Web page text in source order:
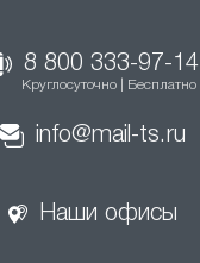
8 800 333-97-14
Круглосуточно | Бесплатно
info@mail-ts.ru
Наши офисы